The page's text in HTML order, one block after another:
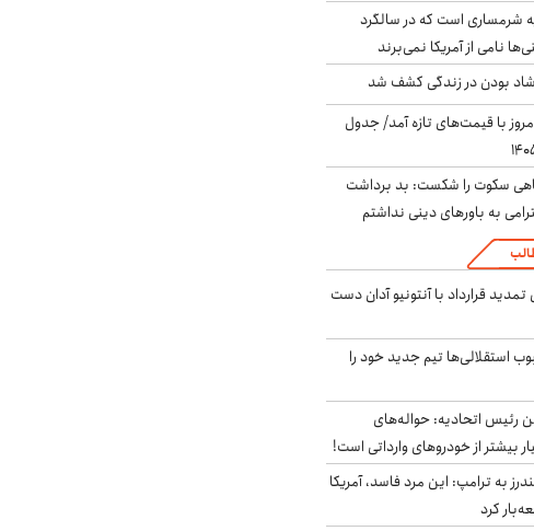
شرمساری است که در سالگرد
نامی از آمریکا نمی‌برند
بودن در زندگی کشف شد
با قیمت‌های تازه آمد/ جدول
سکوت را شکست: بد برداشت
به باورهای دینی نداشتم
تمدید قرارداد با آنتونیو آدان دست
استقلالی‌ها تیم جدید خود را
رئیس اتحادیه: حواله‌های
بیشتر از خودروهای وارداتی است!
به ترامپ: این مرد فاسد، آمریکا
کرد